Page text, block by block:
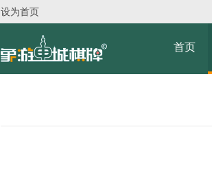
设为首页
首页